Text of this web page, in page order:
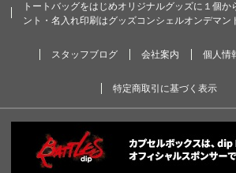
トートバッグをはじめオリジナルグッズに１個か
ント・名入れ印刷はグッズコンシェルオンデマン
スタッフブログ 会社案内 個人情
特定商取引に基づく表示